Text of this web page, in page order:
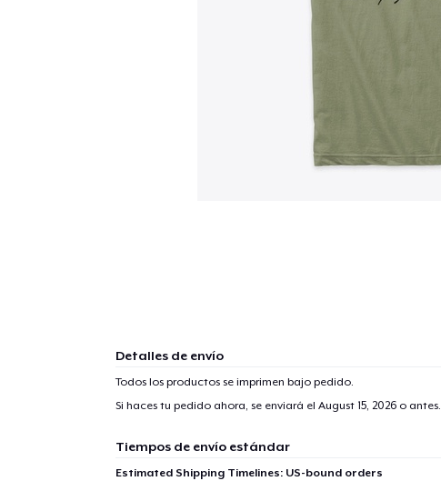
Detalles de envío
Todos los productos se imprimen bajo pedido.
Si haces tu pedido ahora, se enviará el August 15, 2026o antes.
Tiempos de envío estándar
Estimated Shipping Timelines: US-bound orders